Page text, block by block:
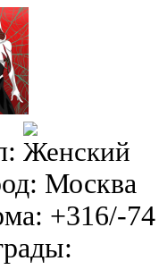
Москва
+316/-74